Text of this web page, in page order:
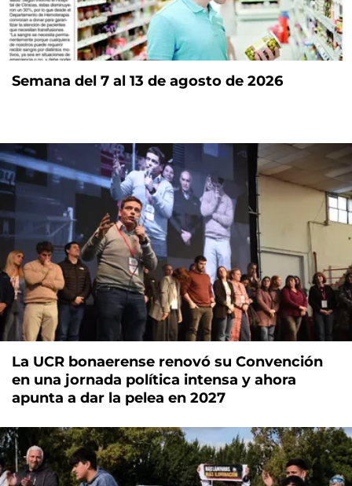
Semana del 7 al 13 de agosto de 2026
La UCR bonaerense renovó su Convención
en una jornada política intensa y ahora
apunta a dar la pelea en 2027